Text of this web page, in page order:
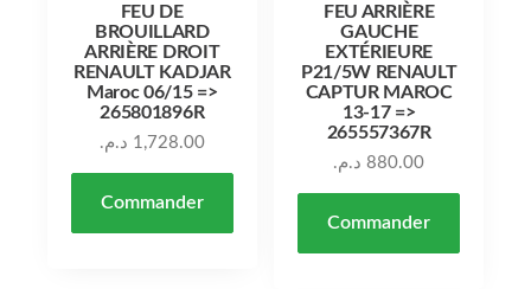
FEU DE
BROUILLARD
ARRIÈRE DROIT
RENAULT KADJAR
Maroc 06/15 =>
265801896R
1,728.00 د.م.
Commander
FEU ARRIÈRE
GAUCHE
EXTÉRIEURE
P21/5W RENAULT
CAPTUR MAROC
13-17 =>
265557367R
880.00 د.م.
Commander